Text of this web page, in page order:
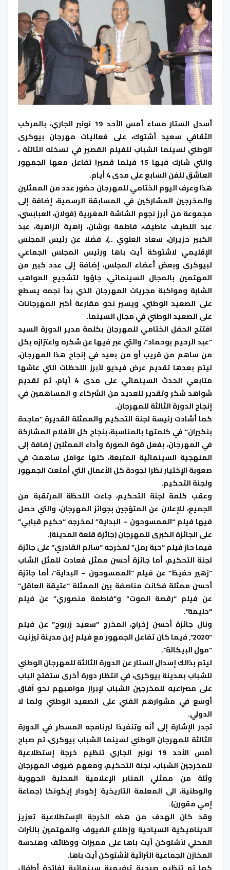
أسدل الستار مساء أمس الأحد 19 نونبر الجاري، بالمركب
الثقافي سعيد أشتوك، على فعاليات مهرجان بيوكرى
الوطني لسينما الشباب للفيلم القصير في نسخته الثالثة ،
والتي شارك فيها 15 فيلما قصيرا تفاعل معها الجمهور
العاشق للفن السابع على مدى 4 أيام.
هذا وعرف اليوم الختامي للمهرجان حضور عدد من الممثلين
والمخرجين المشاركين في المسابقة الرسمية، إضافة إلى
مجموعة من أبرز نجوم الشاشة المغربية (فولان، العبابسي،
عبد اللطيف عاطيف، فاطمة بوشان، زاهية الزاهية، عبد
الكبير حزيران، سعاد العلوي ..)، فضلا عن رئيس المجلس
الإقليمي لاشتوكة أيت باها ورئيس المجلس الجماعي
لبيوكرى وبعض أعضاء المجلس، إضافة إلى عدد كبير من
المهتمين بالمجال السينمائي، جاؤوا لتشجيع المواهب
الشابة ومواكبة مجريات المهرجان الذي بدأ نجمه يسطع
على الصعيد الوطني، ويسير نحو مقارعة أكبر المهرجانات
على الصعيد الوطني في مجال السينما.
افتتح الحفل الختامي للمهرجان بكلمة مدير الدورة السيد
“عبد الرحيم بوحماد”، والتي عبر فيها عن شكره واعتزازه بكل
من ساهم من قريب أو من بعيد في إنجاح هذا المهرجان،
ليتم بعدها تقديم عرض فيديو لأبرز اللحظات التي عاشها
متابعي الحدث السينمائي على مدى 4 أيام، ثم تقديم
شواهد شكر وتقدير للعديد من الشركاء و المساهمين في
إنجاح الدورة الثالثة للمهرجان.
كما أشادت رئيسة لجنة التحكيم والممثلة القديرة “ماجدة
بنكيران” في كلمتها بالمناسبة، بنجاح كل الأفلام المشاركة
في المهرجان، بفعل قوة الصورة وأداء الممثلين إضافة إلى
المنهجية السينمائية المتبعة، كلها عوامل ساهمت في
صعوبة الإختيار نظرا لجودة كل الأعمال التي أمتعت الجمهور
ولجنة التحكيم.
وعقب كلمة لجنة التحكيم، جاءت اللحظة المرتقبة من
الجميع، للإعلان عن المتوّجين بجوائز المهرجان، والتي حصل
فيها فيلم “الممسوحون – البداية” لمخرجه “حكيم قبابي”
على الجائزة الكبرى للمهرجان (جائزة قلعة المدينة).
فيما حاز فيلم “حبة رمل” لمخرجه “سالم القادري” على جائزة
لجنة التحكيم، أما جائزة أحسن ممثل فعادت للمثل الشاب
“زهير حفيظ” عن فيلم “الممسوحون – البداية”، أما جائزة
أحسن ممثلة فكانت مناصفة بين الممثلة “عتيقة العاقل”
عن فيلم “رقصة الموت” و”فاطمة منصوري” عن فيلم
“حليمة”.
ونال جائزة أحسن إخراج، المخرج “سعيد زربوح” عن فيلم
“2020”, فيما كان تفاعل الجمهور مع فيلم إبن مدينة تيزنيت
“مول البيكالة”.
ليتم بذالك إسدال الستار عن الدورة الثالثة للمهرجان الوطني
للشباب بمدينة بيوكرى، في انتظار دورة أخرى ستفتح الباب
على مصراعيه للمخرجين الشباب لإبراز مواهبهم نحو آفاق
أوسع في مشوارهم الفني على الصعيد الوطني ولما لا
الدولي.
تجدر الإشارة إلى أنه وتنفيذا لبرنامجه المسطر في الدورة
الثالثة للمهرجان الوطني لسينما الشباب بيوكرى، تم صباح
أمس الأحد 19 نونبر الجاري تنظيم خرجة إستطلاعية
للمخرجين الشباب، لجنة التحكيم، ومعهم ضيوف المهرجان
وثلة من ممثلي المنابر الإعلامية المحلية الجهوية
والوطنية، الى المعلمة التاريخية إكودار إيكونكا (جماعة
إمي مقورن).
وقد كان الهدف من هذه الخرجة الإستطلاعية تعزيز
الديناميكية السياحية وإطلاع الضيوف والمهتمين بالثرات
المحلي لأشتوكن أيت باها على مميزات ووظائف وهندسة
المخازن الجماعية الثراثية لأشتوكن أيت باها.